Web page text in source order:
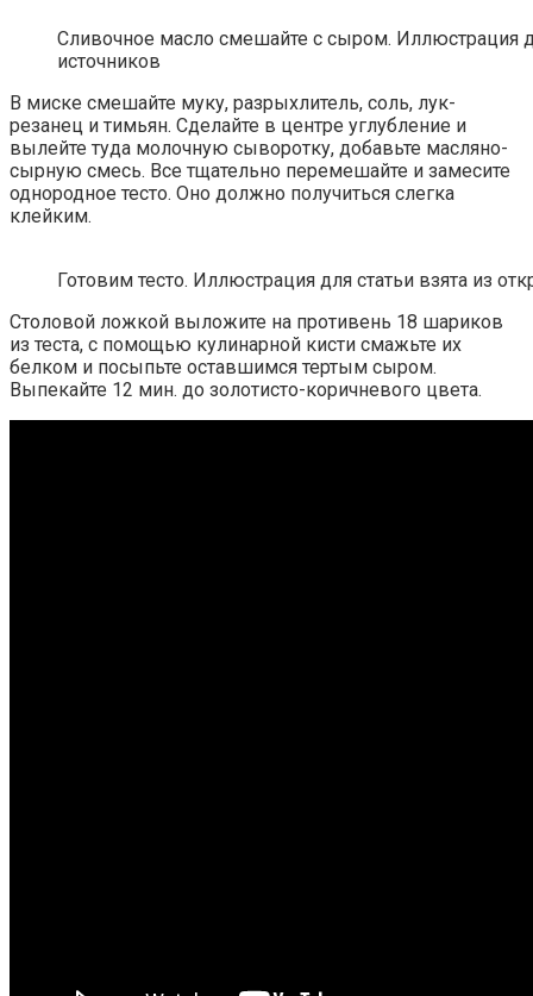
Сливочное масло смешайте с сыром. Иллюстрация
источников
В миске смешайте муку, разрыхлитель, соль, лук-
резанец и тимьян. Сделайте в центре углубление и
вылейте туда молочную сыворотку, добавьте масляно-
сырную смесь. Все тщательно перемешайте и замесите
однородное тесто. Оно должно получиться слегка
клейким.
Готовим тесто. Иллюстрация для статьи взята из
Столовой ложкой выложите на противень 18 шариков
из теста, с помощью кулинарной кисти смажьте их
белком и посыпьте оставшимся тертым сыром.
Выпекайте 12 мин. до золотисто-коричневого цвета.